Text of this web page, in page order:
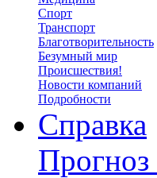
Спорт
Транспорт
Благотворительность
Безумный мир
Происшествия!
Новости компаний
Подробности
Справка